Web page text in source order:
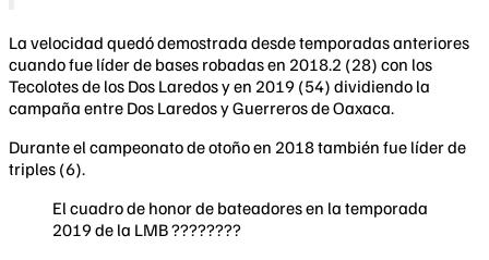
La velocidad quedó demostrada desde temporadas anteriores
cuando fue líder de bases robadas en 2018.2 (28) con los
Tecolotes de los Dos Laredos y en 2019 (54) dividiendo la
campaña entre Dos Laredos y Guerreros de Oaxaca.
Durante el campeonato de otoño en 2018 también fue líder de
triples (6).
El cuadro de honor de bateadores en la temporada
2019 de la LMB ????????